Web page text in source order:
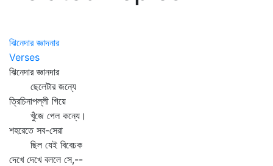
ঝিনেদার জ্ঞাদনার
Verses
ঝিনেদার জ্ঞানদার
ছেলেটার জন্যে
ত্রিচিনাপল্লী গিয়ে
খুঁজে পেল কন্যে।
শহরেতে সব-সেরা
ছিল যেই বিবেচক
দেখে দেখে বললে সে,--